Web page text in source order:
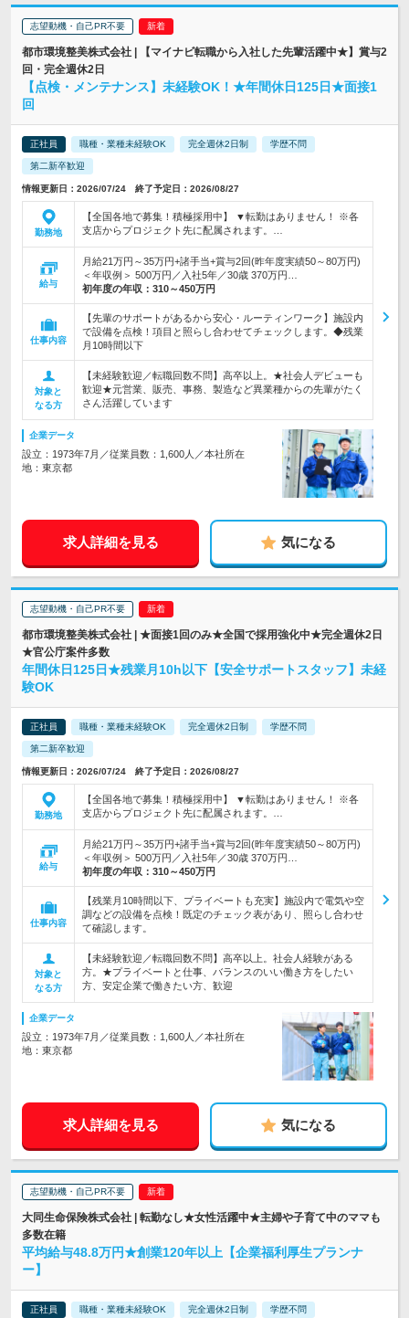
志望動機・自己PR不要
都市環境整美株式会社 | 【マイナビ転職から入社した先輩活躍中★】賞与2
回・完全週休2日
【点検・メンテナンス】未経験OK！★年間休日125日★面接1
回
正社員 職種・業種未経験OK 完全週休2日制 学歴不問
第二新卒歓迎
情報更新日：2026/07/24 終了予定日：2026/08/27
勤務地
【全国各地で募集！積極採用中】 ▼転勤はありません！ ※各
支店からプロジェクト先に配属されます。…
給与
月給21万円～35万円+諸手当+賞与2回(昨年度実績50～80万円)
＜年収例＞ 500万円／入社5年／30歳 370万円…
初年度の年収： 310～450万円
仕事内容
【先輩のサポートがあるから安心・ルーティンワーク】施設内
で設備を点検！項目と照らし合わせてチェックします。◆残業
月10時間以下
対象と
なる方
【未経験歓迎／転職回数不問】高卒以上。★社会人デビューも
歓迎★元営業、販売、事務、製造など異業種からの先輩がたく
さん活躍しています
企業データ
設立：1973年7月／従業員数：1,600人／本社所在
地：東京都
求人詳細を見る 気になる
志望動機・自己PR不要
都市環境整美株式会社 | ★面接1回のみ★全国で採用強化中★完全週休2日
★官公庁案件多数
年間休日125日★残業月10h以下【安全サポートスタッフ】未経
験OK
正社員 職種・業種未経験OK 完全週休2日制 学歴不問
第二新卒歓迎
情報更新日：2026/07/24 終了予定日：2026/08/27
勤務地
【全国各地で募集！積極採用中】 ▼転勤はありません！ ※各
支店からプロジェクト先に配属されます。…
給与
月給21万円～35万円+諸手当+賞与2回(昨年度実績50～80万円)
＜年収例＞ 500万円／入社5年／30歳 370万円…
初年度の年収： 310～450万円
仕事内容
【残業月10時間以下、プライベートも充実】施設内で電気や空
調などの設備を点検！既定のチェック表があり、照らし合わせ
て確認します。
対象と
なる方
【未経験歓迎／転職回数不問】高卒以上。社会人経験がある
方。★プライベートと仕事、バランスのいい働き方をしたい
方、安定企業で働きたい方、歓迎
企業データ
設立：1973年7月／従業員数：1,600人／本社所在
地：東京都
求人詳細を見る 気になる
志望動機・自己PR不要
大同生命保険株式会社 | 転勤なし★女性活躍中★主婦や子育て中のママも
多数在籍
平均給与48.8万円★創業120年以上【企業福利厚生プランナ
ー】
正社員 職種・業種未経験OK 完全週休2日制 学歴不問